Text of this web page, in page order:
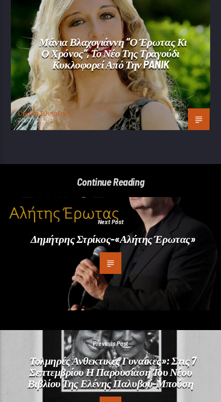
Μάνια Βλαχογιάννη “Ο Έρωτας Κι
Ο Χρόνος”, Το Νέο Της Τραγούδι
Κυκλοφορεί Από Την PANIK
Oμάδα Σύνταξης Ι
20/07/2026
Continue Reading
Next Post
Δημήτρης Στρίκος-«Αλήτης Έρωτας»
Previous Post
Τολμηρές Ανθεκτικές Γυναίκες»: Στις 7
Σεπτεμβρίου Η Παρουσίαση Του Νέου
Βιβλίου Της Ελένης Παλυβού-Μπούση